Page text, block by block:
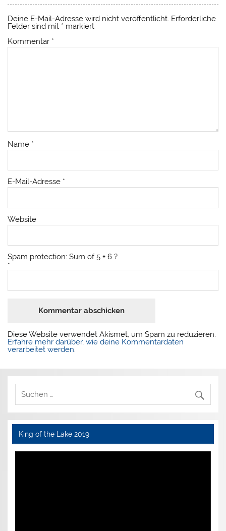
Deine E-Mail-Adresse wird nicht veröffentlicht. Erforderliche
Felder sind mit * markiert
Kommentar *
Name *
E-Mail-Adresse *
Website
Spam protection: Sum of 5 + 6 ?
*
Diese Website verwendet Akismet, um Spam zu reduzieren.
Erfahre mehr darüber, wie deine Kommentardaten
verarbeitet werden
King of the Lake 2019
Video-